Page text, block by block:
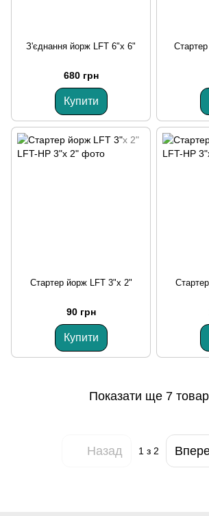
З'єднання йорж LFT 6"х 6"
680 грн
Купити
Стартер йорж LFT 3"х 2"
90 грн
Купити
Показати ще 7
Назад 1з 2